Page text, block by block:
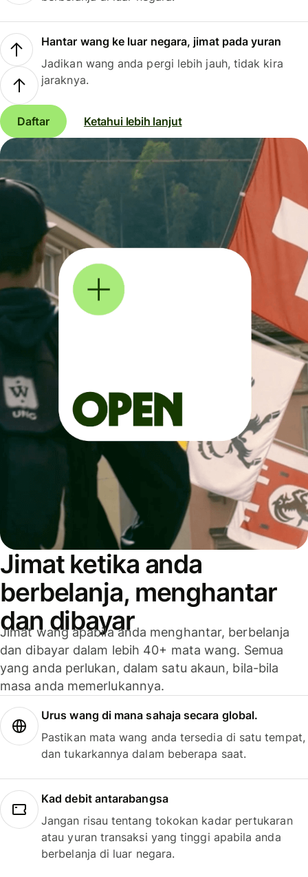
Hantar wang ke luar negara, jimat pada yuran
Jadikan wang anda pergi lebih jauh, tidak kira
jaraknya.
Daftar Ketahui lebih lanjut
Jimat ketika anda
berbelanja, menghantar
dan dibayar
Jimat wang apabila anda menghantar, berbelanja
dan dibayar dalam lebih 40+ mata wang. Semua
yang anda perlukan, dalam satu akaun, bila-bila
masa anda memerlukannya.
Urus wang di mana sahaja secara global.
Pastikan mata wang anda tersedia di satu tempat,
dan tukarkannya dalam beberapa saat.
Kad debit antarabangsa
Jangan risau tentang tokokan kadar pertukaran
atau yuran transaksi yang tinggi apabila anda
berbelanja di luar negara.